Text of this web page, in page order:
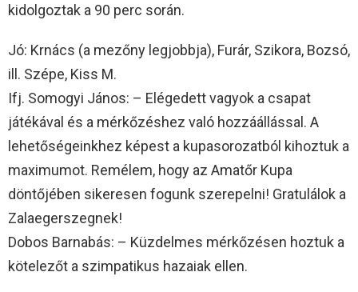
kidolgoztak a 90 perc során.
Jó: Krnács (a mezőny legjobbja), Furár, Szikora, Bozsó,
ill. Szépe, Kiss M.
Ifj. Somogyi János: – Elégedett vagyok a csapat
játékával és a mérkőzéshez való hozzáállással. A
lehetőségeinkhez képest a kupasorozatból kihoztuk a
maximumot. Remélem, hogy az Amatőr Kupa
döntőjében sikeresen fogunk szerepelni! Gratulálok a
Zalaegerszegnek!
Dobos Barnabás: – Küzdelmes mérkőzésen hoztuk a
kötelezőt a szimpatikus hazaiak ellen.